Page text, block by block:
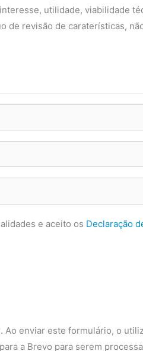
utilidade, viabilidade
de revisão de caraterísticas,
e aceito os Declaração
enviar este formulário, o
a Brevo para serem